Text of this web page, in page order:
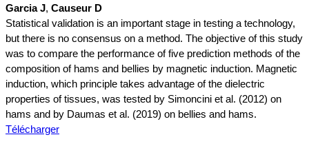
Garcia J, Causeur D
Statistical validation is an important stage in testing a technology,
but there is no consensus on a method. The objective of this study
was to compare the performance of five prediction methods of the
composition of hams and bellies by magnetic induction. Magnetic
induction, which principle takes advantage of the dielectric
properties of tissues, was tested by Simoncini et al. (2012) on
hams and by Daumas et al. (2019) on bellies and hams.
Télécharger